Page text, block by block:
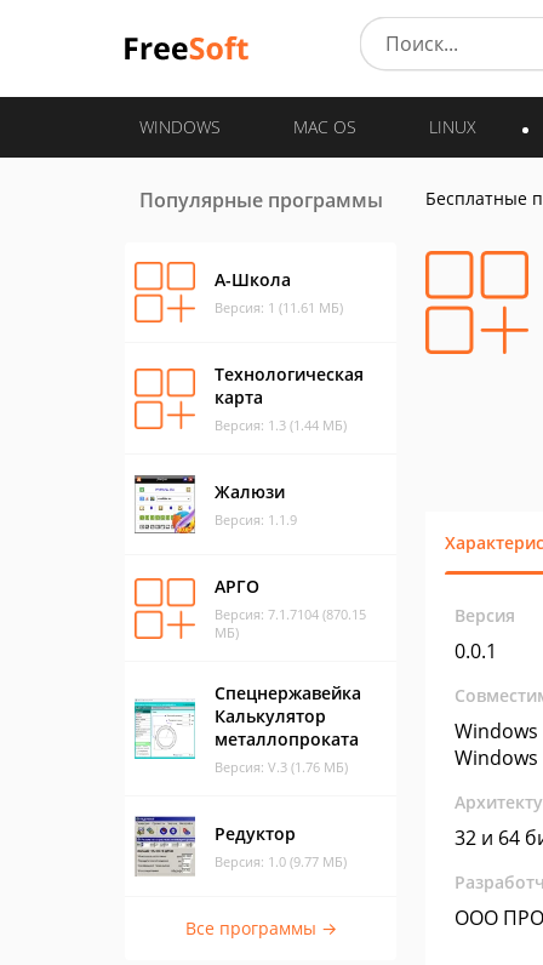
WINDOWS MAC OS LINUX
Популярные программы
А-Школа
Версия: 1 (11.61 МБ)
Технологическая
карта
Версия: 1.3 (1.44 МБ)
Жалюзи
Версия: 1.1.9
АРГО
Версия: 7.1.7104 (870.15
МБ)
Спецнержавейка
Калькулятор
металлопроката
Версия: V.3 (1.76 МБ)
Редуктор
Версия: 1.0 (9.77 МБ)
Все программы →
Бесплатные
Версия
0.0.1
Windows
Windows
32 и 64
ООО